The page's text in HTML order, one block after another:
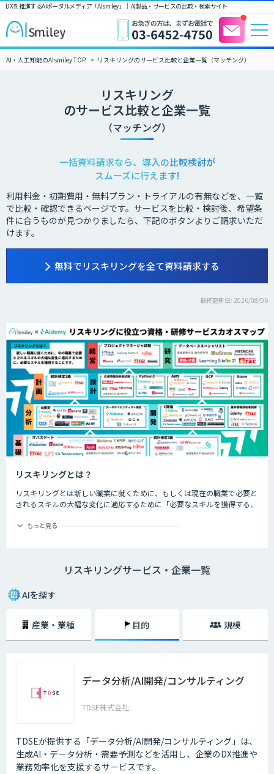
DXを推進するAIポータルメディア「AIsmiley」｜ AI製品・サービスの比較・検索サイト
AI・人工知能のAIsmiley TOP リスキリングのサービス比較と企業一覧（マッチング）
リスキリング
のサービス比較と企業一覧
（マッチング）
一括資料請求なら、導入の比較検討が
スムーズに行えます!
利用料金・初期費用・無料プラン・トライアルの有無などを、一覧
で比較・確認できるページです。サービスを比較・検討後、希望条
件に合うものが見つかりましたら、下記のボタンよりご請求いただ
けます。
無料でリスキリングを全て資料請求する
最終更新日: 2026/08/06
リスキリングとは？
リスキリングとは新しい職業に就くために、もしくは現在の職業で必要と
されるスキルの大幅な変化に適応するために「必要なスキルを獲得する、
ど、仕事の進め方が大幅に変わるであろう職業につくためのスキル習得や
発を示す概念として提唱したことから、注目されるようになりました。
リスキリングが必要な理由は、デジタル技術によって「新しい職業が誕生
する（今の職業が衰退する）」「業務のやり方が大きく変わる」という課
すでに日本企業の一部は、全社員にDX基礎教育を実施、文系社員を対象
にAI研修を実施などの施策を実施しています。リスキリングによって、デ
ジタル技術の力を使いながら価値を創造するスキルやマインドが再開発さ
デジタルリテラシー協議会のプロジェクト「Di-Lite」では、「デジタルを
使う人材」の全員が持つべきスキルを提案しています。こちらは「ITパス
ポート試験」「G 検定」「データサイエンティスト検定（DS検定）」の取
得を推奨するなど、かなり具体的な内容になっています。スキル開発、再
もっと見る
リスキリングサービス・企業一覧
AIを探す
産業・業種 目的 規模
データ分析/AI開発/コンサルティング
TDSE株式会社
TDSEが提供する「データ分析/AI開発/コンサルティング」は、
生成AI・データ分析・需要予測などを活用し、企業のDX推進や
業務効率化を支援するサービスです。